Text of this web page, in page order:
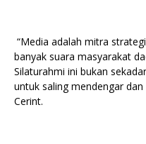
“Media adalah mitra
banyak suara masyarakat
Silaturahmi ini bukan
untuk saling mendengar
Cerint.